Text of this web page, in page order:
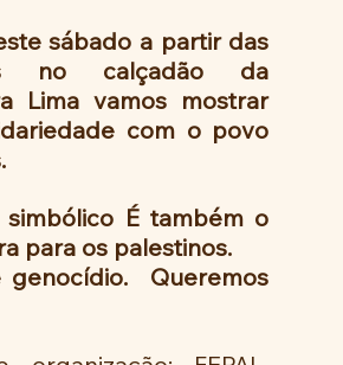
sábado a partir das
no calçadão da
Lima vamos mostrar
com o povo
para os palestinos.
genocídio.  Queremos